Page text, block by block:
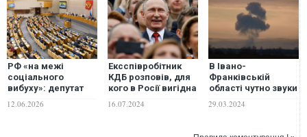
РФ «на межі
соціального
вибуху»: депутат
що потрібен
12.06.2026
Ексспівробітник
КДБ розповів, для
кого в Росії вигідна
та що може
16.07.2024
В Івано-
Франківській
області чутно звуки
29.03.2024